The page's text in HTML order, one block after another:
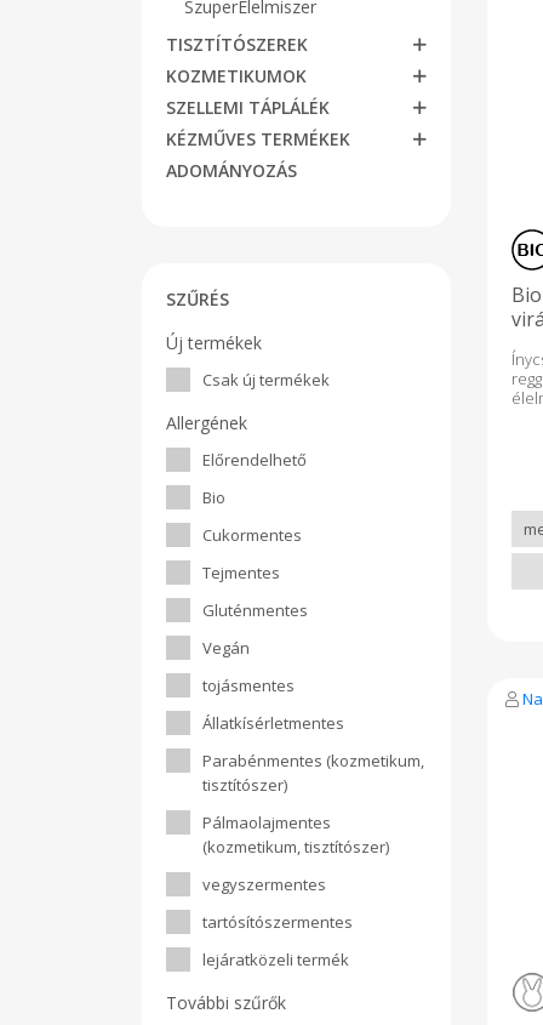
SzuperÉlelmiszer
TISZTÍTÓSZEREK
KOZMETIKUMOK
SZELLEMI TÁPLÁLÉK
KÉZMŰVES TERMÉKEK
ADOMÁNYOZÁS
SZŰRÉS
Új termékek
Csak új termékek
Allergének
Előrendelhető
Bio
Cukormentes
Tejmentes
Gluténmentes
Vegán
tojásmentes
Állatkísérletmentes
Parabénmentes (kozmetikum,
tisztítószer)
Pálmaolajmentes
(kozmetikum, tisztítószer)
vegyszermentes
tartósítószermentes
lejáratközeli termék
További szűrők
az
73
*=